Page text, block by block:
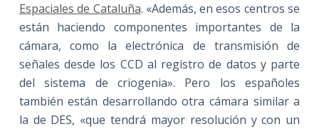
Espaciales de Cataluña. «Además, en esos centros se
están haciendo componentes importantes de la
cámara, como la electrónica de transmisión de
señales desde los CCD al registro de datos y parte
del sistema de criogenia». Pero los españoles
también están desarrollando otra cámara similar a
la de DES, «que tendrá mayor resolución y con un